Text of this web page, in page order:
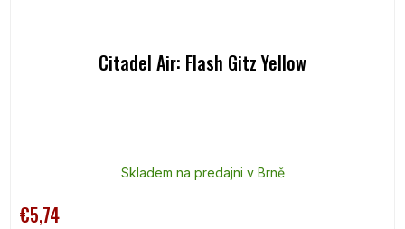
Citadel Air: Flash Gitz Yellow
Skladem na predajni v Brně
€5,74